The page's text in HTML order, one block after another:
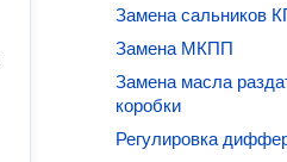
Замена сальников
Замена МКПП
Замена масла
коробки
Регулировка